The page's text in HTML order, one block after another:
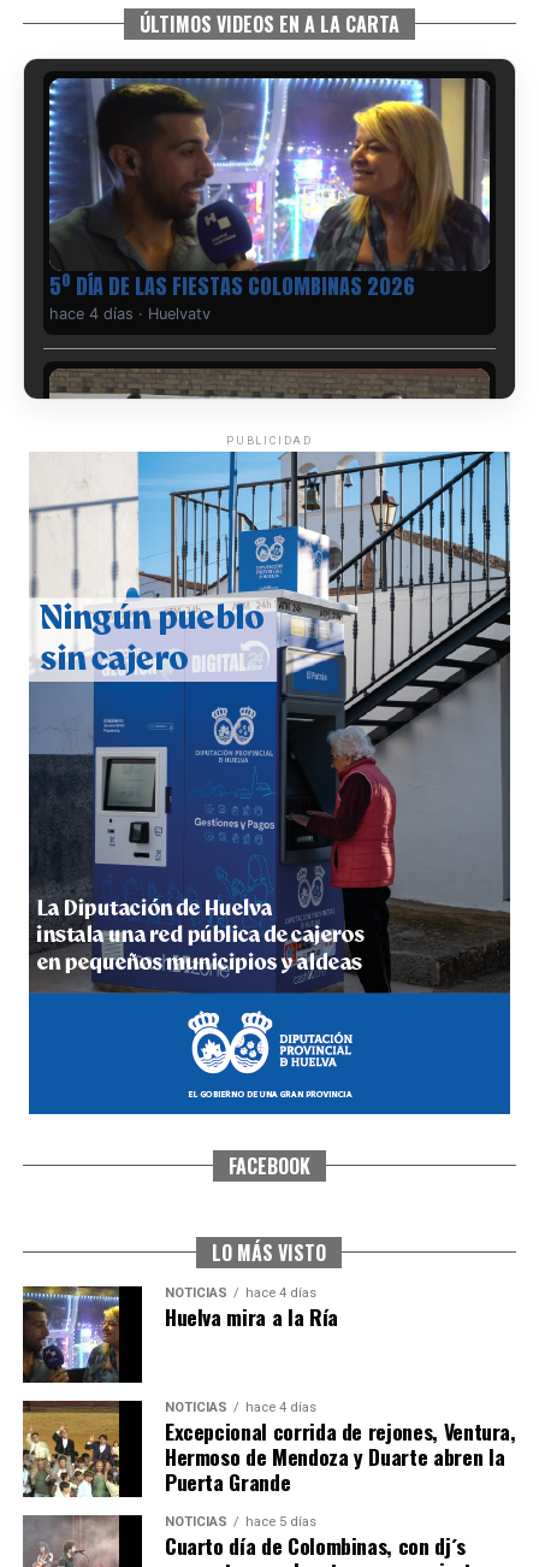
ÚLTIMOS VIDEOS EN A LA CARTA
5º DÍA DE LAS FIESTAS COLOMBINAS 2026
hace 4 días · Huelvatv
CUARTA CORRIDA DE LAS FIESTAS COLOMBINAS
2026
hace 5 días·Huelvatv
4º DÍA DE LAS FIESTAS COLOMBINAS 2026
hace 5 días·Huelvatv
SEXTA CORRIDA DE LAS FIESTAS COLOMBINAS
6º DÍA DE LAS FIESTAS COLOMBINAS 2026
hace 3 días Huelvatv
PUBLICIDAD
FACEBOOK
LO MÁS VISTO
NOTICIAS hace 4 días
Huelva mira a la Ría
NOTICIAS hace 4 días
Excepcional corrida de rejones, Ventura,
Hermoso de Mendoza y Duarte abren la
Puerta Grande
NOTICIAS hace 5 días
Cuarto día de Colombinas, con dj´s